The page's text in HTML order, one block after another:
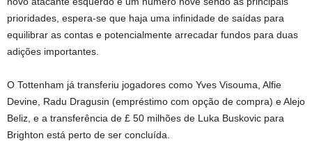
prioridades, espera-se que haja uma infinidade de saídas para
equilibrar as contas e potencialmente arrecadar fundos para duas
adições importantes.
O Tottenham já transferiu jogadores como Yves Visouma, Alfie
Devine, Radu Dragusin (empréstimo com opção de compra) e Alejo
Beliz, e a transferência de £ 50 milhões de Luka Buskovic para
Brighton está perto de ser concluída.